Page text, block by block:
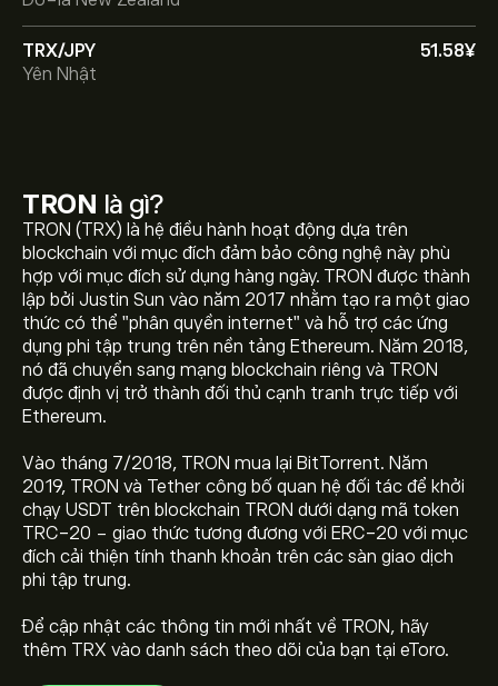
TRX/JPY
51.58‎¥‎
Yên Nhật
TRON là gì?
TRON (TRX) là hệ điều hành hoạt động dựa trên
blockchain với mục đích đảm bảo công nghệ này phù
hợp với mục đích sử dụng hàng ngày. TRON được thành
lập bởi Justin Sun vào năm 2017 nhằm tạo ra một giao
thức có thể "phân quyền internet" và hỗ trợ các ứng
dụng phi tập trung trên nền tảng Ethereum. Năm 2018,
nó đã chuyển sang mạng blockchain riêng và TRON
được định vị trở thành đối thủ cạnh tranh trực tiếp với
Ethereum.
Vào tháng 7/2018, TRON mua lại BitTorrent. Năm
2019, TRON và Tether công bố quan hệ đối tác để khởi
chạy USDT trên blockchain TRON dưới dạng mã token
TRC-20 - giao thức tương đương với ERC-20 với mục
đích cải thiện tính thanh khoản trên các sàn giao dịch
phi tập trung.
Để cập nhật các thông tin mới nhất về TRON, hãy
thêm TRX vào danh sách theo dõi của bạn tại eToro.
Giá hiện tại của TRX là 0.32716‎$‎
Vốn hóa thị trường của TRON là 31.05B‎$‎
Giá cao nhất mọi thời đại của TRON là 0.44420‎$‎
TRON có khối lượng giao dịch trong 24 giờ là 488.74M